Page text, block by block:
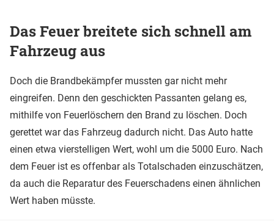
Das Feuer breitete sich schnell am
Fahrzeug aus
Doch die Brandbekämpfer mussten gar nicht mehr
eingreifen. Denn den geschickten Passanten gelang es,
mithilfe von Feuerlöschern den Brand zu löschen. Doch
gerettet war das Fahrzeug dadurch nicht. Das Auto hatte
einen etwa vierstelligen Wert, wohl um die 5000 Euro. Nach
dem Feuer ist es offenbar als Totalschaden einzuschätzen,
da auch die Reparatur des Feuerschadens einen ähnlichen
Wert haben müsste.